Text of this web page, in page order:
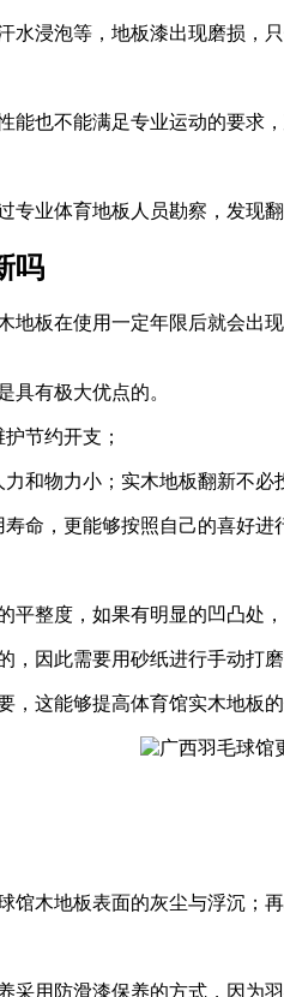
水浸泡等，地板漆出现磨损
也不能满足专业运动的要求
业体育地板人员勘察，发现
吗
地板在使用一定年限后就会出
具有极大优点的。
节约开支；
和物力小；实木地板翻新不
命，更能够按照自己的喜好进
整度，如果有明显的凹凸处
，因此需要用砂纸进行手动打
这能够提高体育馆实木地板
馆木地板表面的灰尘与浮沉；
采用防滑漆保养的方式，因为